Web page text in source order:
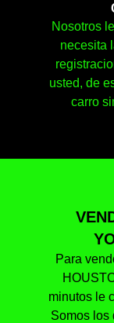
Nosotros
necesita
usted, de
carro
Para
minutos le
Somos los